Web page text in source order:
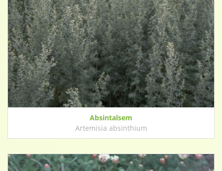
Absintalsem
Artemisia absinthium